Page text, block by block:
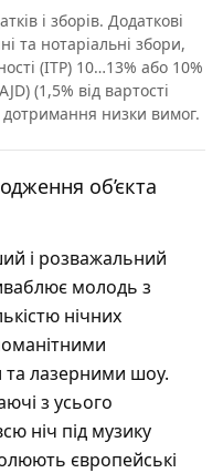
і зборів. Додаткові
та нотаріальні збори,
(ITP) 10…13% або 10%
(1,5% від вартості
низки вимог.
об’єкта
і розважальний
молодь з
нічних
лазерними шоу.
з усього
ніч під музику
європейські